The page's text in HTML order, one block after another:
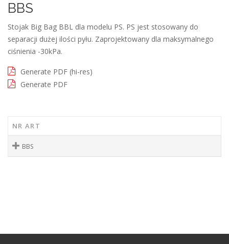
BBS
Stojak Big Bag BBL dla modelu PS. PS jest stosowany do
separacji dużej ilości pyłu. Zaprojektowany dla maksymalnego
ciśnienia -30kPa.
Generate PDF (hi-res)
Generate PDF
NR ART
BBS